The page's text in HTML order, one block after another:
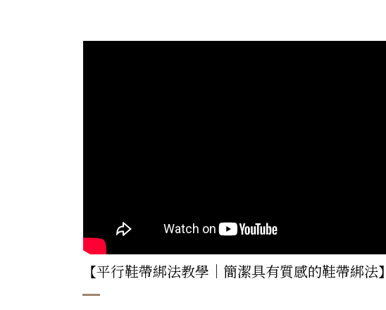
【平行鞋帶綁法教學｜ 簡潔具有質感的鞋帶綁法】